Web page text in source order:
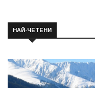
НАЙ-ЧЕТЕНИ